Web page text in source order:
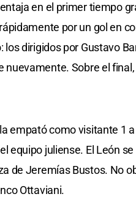
en el primer tiempo
por un gol en
los dirigidos por Gustavo
nuevamente. Sobre el
empató como visitante 1
equipo juliense. El León
de Jeremías Bustos. No
Ottaviani.